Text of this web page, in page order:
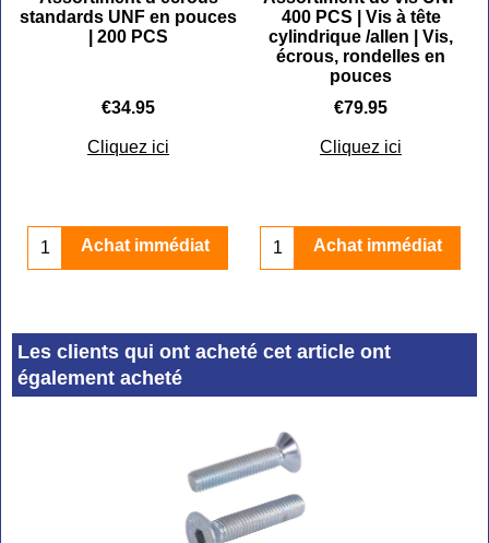
standards UNF en pouces
| 200 PCS
€34.95
Cliquez ici
Achat immédiat
400 PCS | Vis à tête
cylindrique /allen | Vis,
écrous, rondelles en
pouces
€79.95
Cliquez ici
Achat immédiat
Les clients qui ont acheté cet article ont
également acheté